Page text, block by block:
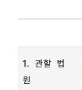
1. 관할 법
원